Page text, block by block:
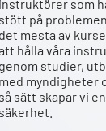
instruktörer som
stött på
det mesta av
hålla våra
genom studier,
med myndigheter
så sätt skapar vi
säkerhet.